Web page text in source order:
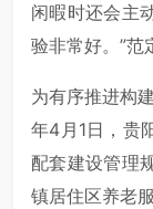
闲暇时还会主
验非常好。”范
为有序推进构
年4月1日，贵
配套建设管理
镇居住区养老